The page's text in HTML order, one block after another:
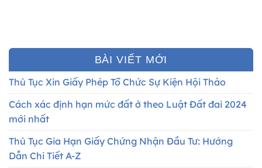
BÀI VIẾT MỚI
Thủ Tục Xin Giấy Phép Tổ Chức Sự Kiện Hội Thảo
Cách xác định hạn mức đất ở theo Luật Đất đai 2024
mới nhất
Thủ Tục Gia Hạn Giấy Chứng Nhận Đầu Tư: Hướng
Dẫn Chi Tiết A-Z